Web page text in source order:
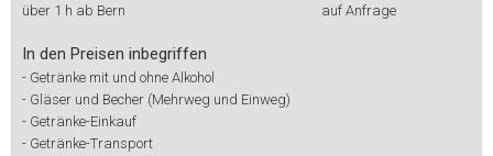
über 1 h ab Bern
auf Anfrage
In den Preisen inbegriffen
- Getränke mit und ohne Alkohol
- Gläser und Becher (Mehrweg und Einweg)
- Getränke-Einkauf
- Getränke-Transport